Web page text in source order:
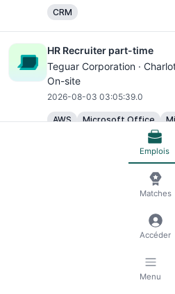
CRM
HR Recruiter part-time
Teguar Corporation ·
On-site
2026-08-03 03:05:39.0
AWS Microsoft Office
Floating Leasing Consultant
Charlotte
Sr. Strategic Account
Emplois
Matches
Accéder
Menu